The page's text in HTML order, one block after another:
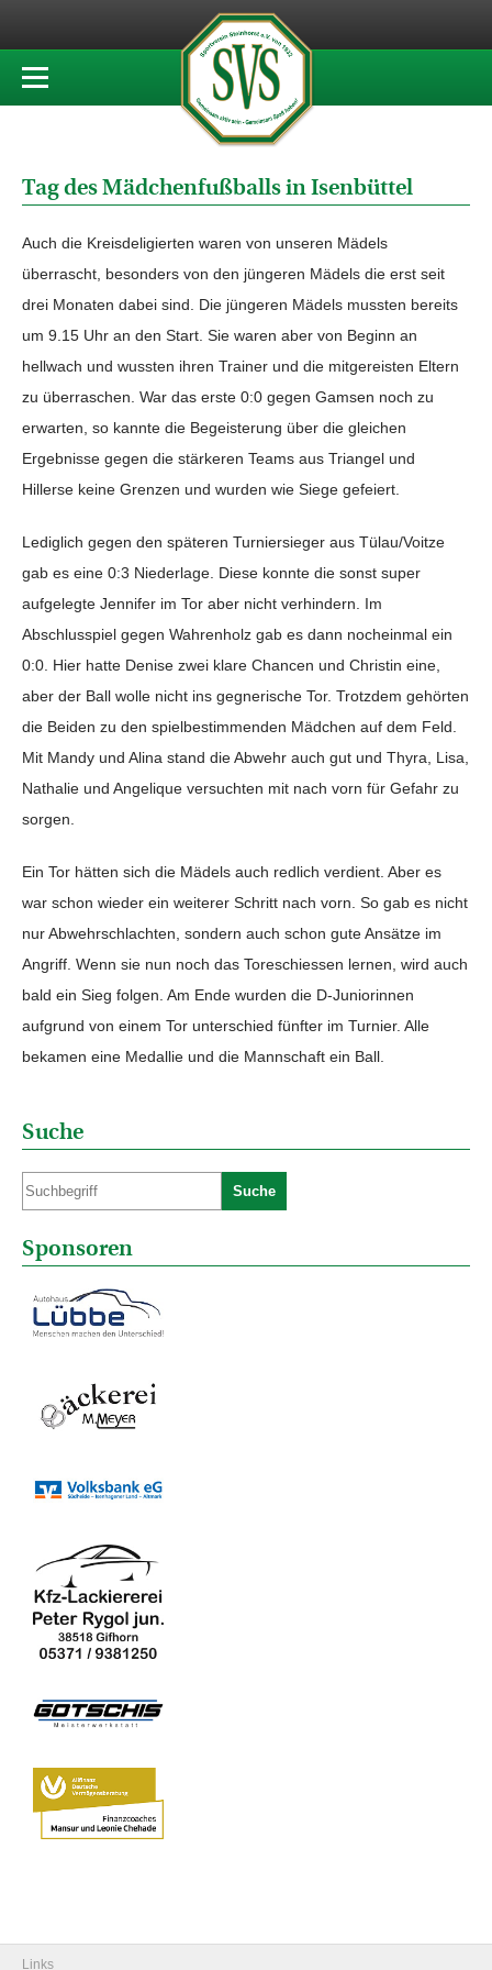
Tag des Mädchenfußballs in Isenbüttel
Auch die Kreisdeligierten waren von unseren Mädels
überrascht, besonders von den jüngeren Mädels die erst seit
drei Monaten dabei sind. Die jüngeren Mädels mussten bereits
um 9.15 Uhr an den Start. Sie waren aber von Beginn an
hellwach und wussten ihren Trainer und die mitgereisten Eltern
zu überraschen. War das erste 0:0 gegen Gamsen noch zu
erwarten, so kannte die Begeisterung über die gleichen
Ergebnisse gegen die stärkeren Teams aus Triangel und
Hillerse keine Grenzen und wurden wie Siege gefeiert.
Lediglich gegen den späteren Turniersieger aus Tülau/Voitze
gab es eine 0:3 Niederlage. Diese konnte die sonst super
aufgelegte Jennifer im Tor aber nicht verhindern. Im
Abschlusspiel gegen Wahrenholz gab es dann nocheinmal ein
0:0. Hier hatte Denise zwei klare Chancen und Christin eine,
aber der Ball wolle nicht ins gegnerische Tor. Trotzdem gehörten
die Beiden zu den spielbestimmenden Mädchen auf dem Feld.
Mit Mandy und Alina stand die Abwehr auch gut und Thyra, Lisa,
Nathalie und Angelique versuchten mit nach vorn für Gefahr zu
sorgen.
Ein Tor hätten sich die Mädels auch redlich verdient. Aber es
war schon wieder ein weiterer Schritt nach vorn. So gab es nicht
nur Abwehrschlachten, sondern auch schon gute Ansätze im
Angriff. Wenn sie nun noch das Toreschiessen lernen, wird auch
bald ein Sieg folgen. Am Ende wurden die D-Juniorinnen
aufgrund von einem Tor unterschied fünfter im Turnier. Alle
bekamen eine Medallie und die Mannschaft ein Ball.
Suche
Suche
Sponsoren
Links